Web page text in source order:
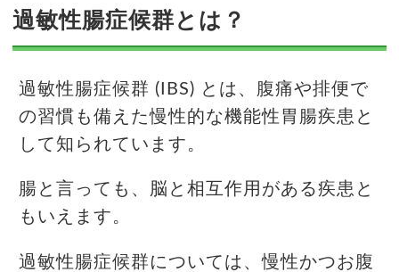
過敏性腸症候群とは？
過敏性腸症候群 (IBS) とは、腹痛や排便で
の習慣も備えた慢性的な機能性胃腸疾患と
して知られています。
腸と言っても、脳と相互作用がある疾患と
もいえます。
過敏性腸症候群については、慢性かつお腹